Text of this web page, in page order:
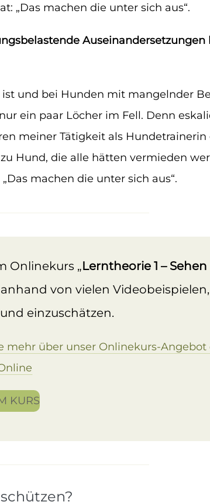
„Das machen die unter sich aus“.
ist und bei Hunden mit mangelnder
ein paar Löcher im Fell. Denn
meiner Tätigkeit als Hundetrainerin
Hund, die alle hätten vermieden
machen die unter sich aus“.
Onlinekurs „Lerntheorie 1 –
von vielen
einzuschätzen.
mehr über unser Onlinekurs-
KURS